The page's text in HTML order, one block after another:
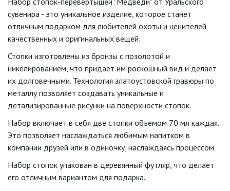
сувенира - это уникальное изделие, которое станет
отличным подарком для любителей охоты и ценителей
качественных и оригинальных вещей.
Стопки изготовлены из бронзы с позолотой и
никелированием, что придает им роскошный вид и делает
их долговечными. Технология златоустовской гравюры по
металлу позволяет создавать уникальные и
детализированные рисунки на поверхности стопок.
Набор включает в себя две стопки объемом 70 мл каждая.
Это позволяет наслаждаться любимым напитком в
компании друзей или в одиночку, наслаждаясь процессом.
Набор стопок упакован в деревянный футляр, что делает
его отличным вариантом для подарка.